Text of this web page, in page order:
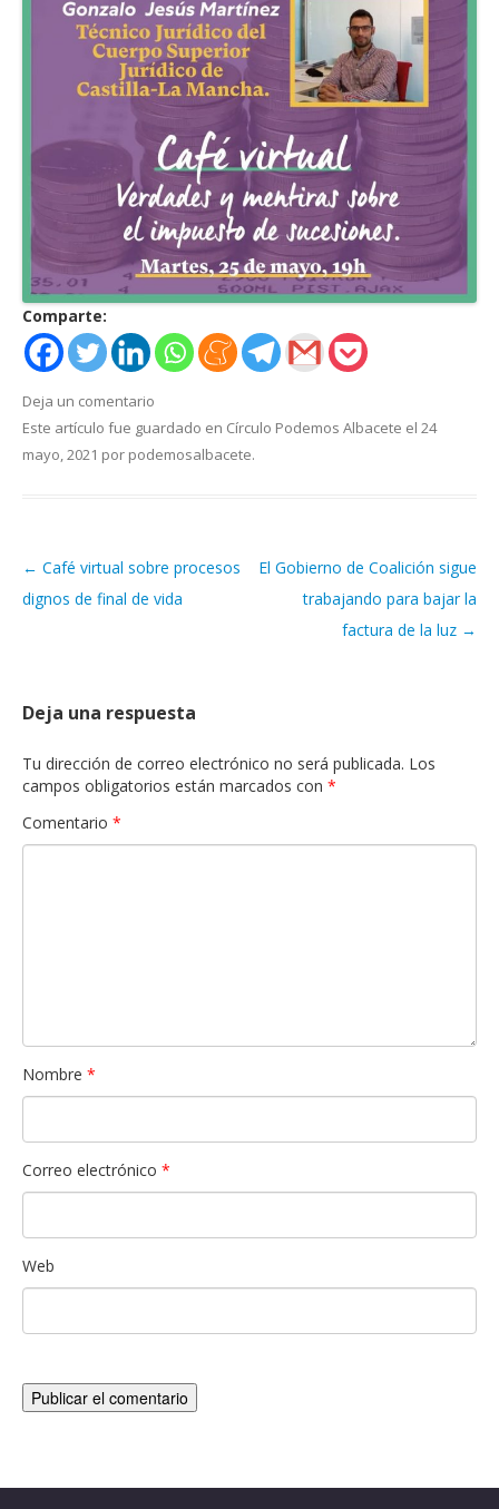
Comparte:
Deja un comentario
Este artículo fue guardado en Círculo Podemos Albacete el 24
mayo, 2021 por podemosalbacete.
Navegación de artículos
← Café virtual sobre procesos
dignos de final de vida
El Gobierno de Coalición sigue
trabajando para bajar la
factura de la luz →
Deja una respuesta
Tu dirección de correo electrónico no será publicada. Los
campos obligatorios están marcados con *
Comentario *
Nombre *
Correo electrónico *
Web